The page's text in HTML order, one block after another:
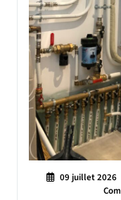
09 juillet 2026